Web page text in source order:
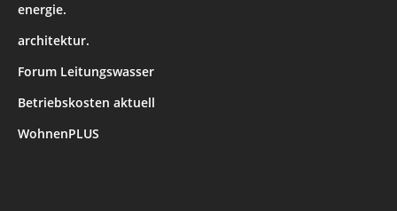
energie.
architektur.
Forum Leitungswasser
Betriebskosten aktuell
WohnenPLUS